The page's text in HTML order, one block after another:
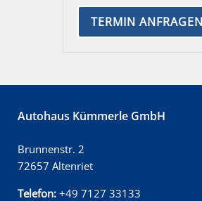
TERMIN ANFRAGEN
Autohaus Kümmerle GmbH
Brunnenstr. 2
72657 Altenriet
Telefon: +49 7127 33133